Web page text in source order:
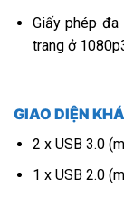
Giấy phép
trang ở
GIAO DIỆN
2 x USB 3.0
1 x USB 2.0